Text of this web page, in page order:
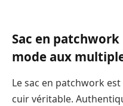
Sac en
mode aux
Le sac en patchwork
cuir véritable.